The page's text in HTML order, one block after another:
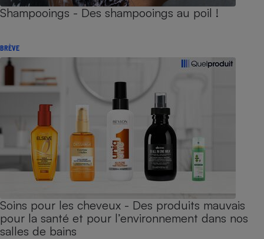
Shampooings - Des shampooings au poil !
BRÈVE
Soins pour les cheveux - Des produits mauvais
pour la santé et pour l’environnement dans nos
salles de bains